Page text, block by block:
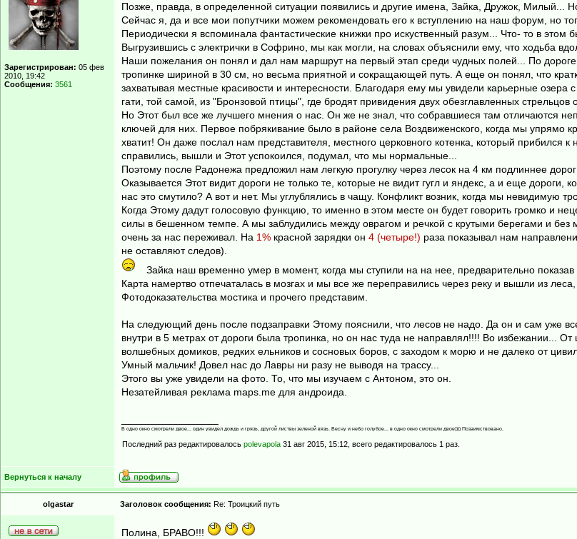
Зарегистрирован: 05 фев
2010, 19:42
Сообщения: 3561
Позже, правда, в определенной ситуации появились и другие имена, Зайка, Дружок, Милый...
Сейчас я, да и все мои попутчики можем рекомендовать его к вступлению на наш форум, но
Периодически я вспоминала фантастические книжки про искуственный разум... Что- то в
Выгрузившись с электрички в Софрино, мы как могли, на словах объяснили ему, что ходьба
Наши пожелания он понял и дал нам маршрут на первый этап среди чудных полей... По
тропинке шириной в 30 см, но весьма приятной и сокращающей путь. А еще он понял, что
захватывая местные красивости и интересности. Благодаря ему мы увидели карьерные
гати, той самой, из "Бронзовой птицы", где бродят привидения двух обезглавленных стрельцов с
Но Этот был все же лучшего мнения о нас. Он же не знал, что собравшиеся там отличаются
ключей для них. Первое побрякивание было в районе села Воздвиженского, когда мы упрямо
хватит! Он даже послал нам представителя, местного церковного котенка, который
справились, вышли и Этот успокоился, подумал, что мы нормальные...
Поэтому после Радонежа предложил нам легкую прогулку через лесок на 4 км подлиннее
Оказывается Этот видит дороги не только те, которые не видит гугл и яндекс, а и еще
нас это смутило? А вот и нет. Мы углублялись в чащу. Конфликт возник, когда мы невидимую
Когда Этому дадут голосовую функцию, то именно в этом месте он будет говорить громко и
силы в бешенном темпе. А мы заблудились между оврагом и речкой с крутыми берегами и
очень за нас переживал. На 1% красной зарядки он 4 (четыре!) раза показывал нам
не оставляют следов).
Зайка наш временно умер в момент, когда мы ступили на на нее, предварительно показав
Карта намертво отпечаталась в мозгах и мы все же переправились через реку и вышли из
Фотодоказательства мостика и прочего представим.
На следующий день после подзаправки Этому пояснили, что лесов не надо. Да он и сам уже
внутри в 5 метрах от дороги была тропинка, но он нас туда не направлял!!!! Во избежании...
волшебных домиков, редких ельников и сосновых боров, с заходом к морю и не далеко от
Умный мальчик! Довел нас до Лавры ни разу не выводя на трассу...
Этого вы уже увидели на фото. То, что мы изучаем с Антоном, это он.
Незатейливая реклама maps.me для андроида.
В одно окно смотрели двое... один увидел дождь и грязь, другой листвы зеленой вязь. Весну и небо голубое... в одно окно смотрели двое)))) Позаимствовано.
Последний раз редактировалось polevapola 31 авг 2015, 15:12, всего редактировалось 1 раз.
Вернуться к началу
olgastar Заголовок сообщения: Re: Троицкий путь
Полина, БРАВО!!!